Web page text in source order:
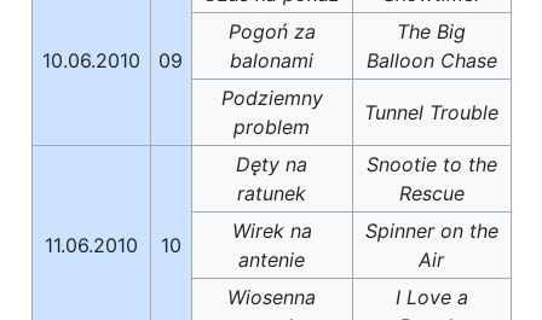
10.06.2010 09
Pogoń za
balonami
The Big
Balloon Chase
Podziemny
problem
Tunnel Trouble
11.06.2010 10
Dęty na
ratunek
Snootie to the
Rescue
Wirek na
antenie
Spinner on the
Air
Wiosenna
I Love a